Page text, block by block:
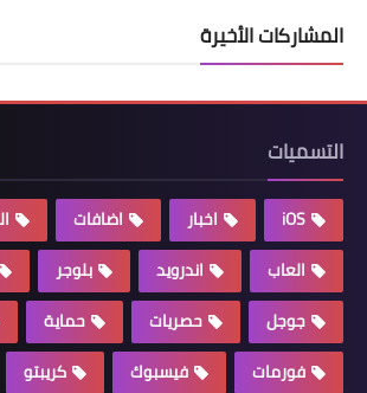
المشاركات الأخيرة
التسميات
iOS اخبار اضافات
العاب
اندرويد بلوجر
جوجل
حصريات حماية
فورمات
فيسبوك كريبتو